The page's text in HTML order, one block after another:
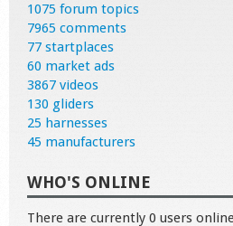
1075 forum topics
7965 comments
77 startplaces
60 market ads
3867 videos
130 gliders
25 harnesses
45 manufacturers
WHO'S ONLINE
There are currently 0 users